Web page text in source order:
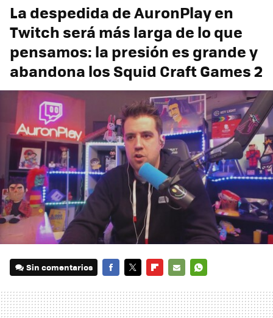
La despedida de AuronPlay en
Twitch será más larga de lo que
pensamos: la presión es grande y
abandona los Squid Craft Games 2
Sin comentarios
MAIL